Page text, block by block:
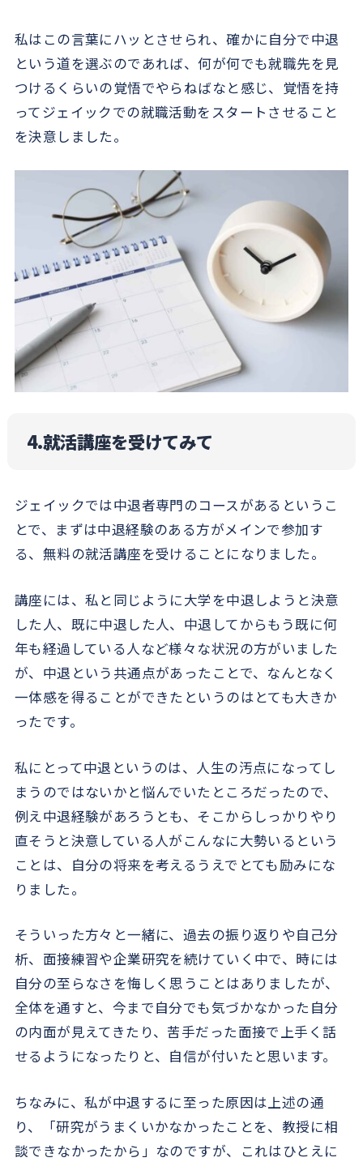
私はこの言葉にハッとさせられ、確かに自分で中退
という道を選ぶのであれば、何が何でも就職先を見
つけるくらいの覚悟でやらねばなと感じ、覚悟を持
ってジェイックでの就職活動をスタートさせること
を決意しました。
4.就活講座を受けてみて
ジェイックでは中退者専門のコースがあるというこ
とで、まずは中退経験のある方がメインで参加す
る、無料の就活講座を受けることになりました。
講座には、私と同じように大学を中退しようと決意
した人、既に中退した人、中退してからもう既に何
年も経過している人など様々な状況の方がいました
が、中退という共通点があったことで、なんとなく
一体感を得ることができたというのはとても大きか
ったです。
私にとって中退というのは、人生の汚点になってし
まうのではないかと悩んでいたところだったので、
例え中退経験があろうとも、そこからしっかりやり
直そうと決意している人がこんなに大勢いるという
ことは、自分の将来を考えるうえでとても励みにな
りました。
そういった方々と一緒に、過去の振り返りや自己分
析、面接練習や企業研究を続けていく中で、時には
自分の至らなさを悔しく思うことはありましたが、
全体を通すと、今まで自分でも気づかなかった自分
の内面が見えてきたり、苦手だった面接で上手く話
せるようになったりと、自信が付いたと思います。
ちなみに、私が中退するに至った原因は上述の通
り、「研究がうまくいかなかったことを、教授に相
談できなかったから」なのですが、これはひとえに